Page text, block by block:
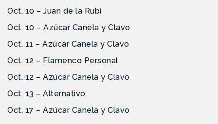
Oct. 10 – Juan de la Rubí
Oct. 10 – Azúcar Canela y Clavo
Oct. 11 – Azúcar Canela y Clavo
Oct. 12 – Flamenco Personal
Oct. 12 – Azúcar Canela y Clavo
Oct. 13 – Alternativo
Oct. 17 – Azúcar Canela y Clavo